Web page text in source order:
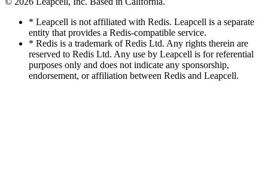
* Leapcell is not affiliated with Redis. Leapcell is a separate
entity that provides a Redis-compatible service.
* Redis is a trademark of Redis Ltd. Any rights therein are
reserved to Redis Ltd. Any use by Leapcell is for referential
purposes only and does not indicate any sponsorship,
endorsement, or affiliation between Redis and Leapcell.